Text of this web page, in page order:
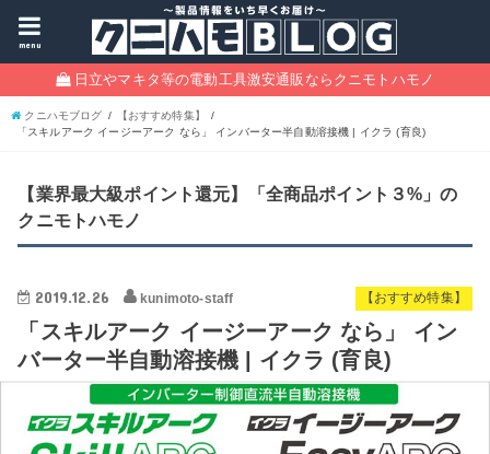
menu
日立やマキタ等の電動工具激安通販ならクニモトハモノ
クニハモブログ
【おすすめ特集】
「スキルアーク イージーアーク なら」 インバーター半自動溶接機 | イクラ (育良)
【業界最大級ポイント還元】「全商品ポイント３%」の
クニモトハモノ
【おすすめ特集】
2019.12.26 kunimoto-staff
「スキルアーク イージーアーク なら」 イン
バーター半自動溶接機 | イクラ (育良)